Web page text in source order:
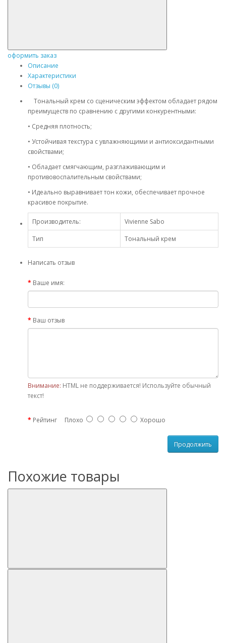
оформить заказ
Описание
Характеристики
Отзывы (0)
Тональный крем со сценическим эффектом обладает рядом
преимуществ по сравнению с другими конкурентными:
• Средняя плотность;
• Устойчивая текстура с увлажняющими и антиоксидантными
свойствами;
• Обладает смягчающим, разглаживающим и
противовоспалительным свойствами;
• Идеально выравнивает тон кожи, обеспечивает прочное
красивое покрытие.
Производитель:
Vivienne Sabo
Тип
Тональный крем
Написать отзыв
Ваше имя:
Ваш отзыв
Внимание: HTML не поддерживается! Используйте обычный
текст!
Рейтинг Плохо Хорошо
Продолжить
Похожие товары